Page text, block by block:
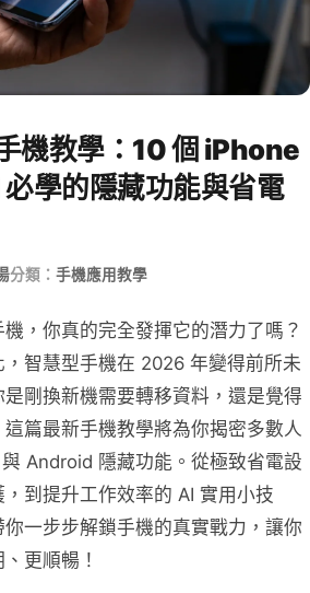
機教學：10 個 iPhone
學的隱藏功能與省電
分類： 手機應用教學
，你真的完全發揮它的潛力了嗎？
，智慧型手機在 2026 年變得前所未
剛換新機需要轉移資料，還是覺得
篇最新手機教學將為你揭密多數人
Android 隱藏功能。從極致省電設
到提升工作效率的 AI 實用小技
一步步解鎖手機的真實戰力，讓你
更順暢！